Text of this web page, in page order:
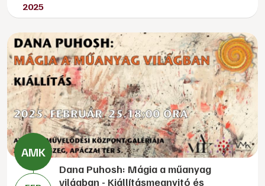
2025
Dana Puhosh: Mágia a műanyag
világban - Kiállításmegnyitó és